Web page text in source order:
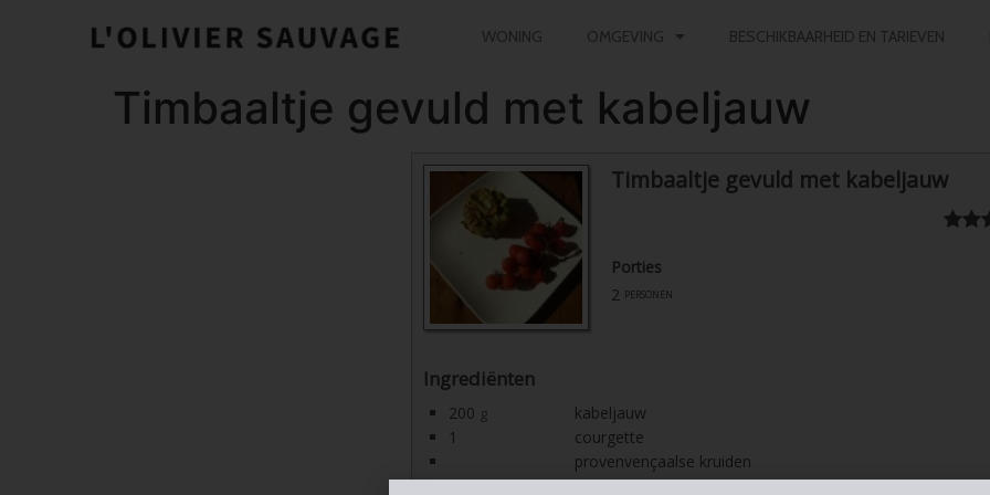
WONING OMGEVING BESCHIKBAARHEID EN TARIEVEN
Timbaaltje gevuld met kabeljauw
Timbaaltje gevuld met kabeljauw
Porties
2 personen
Ingrediënten
200 g
kabeljauw
1
courgette
provenvençaalse kruiden
pezo